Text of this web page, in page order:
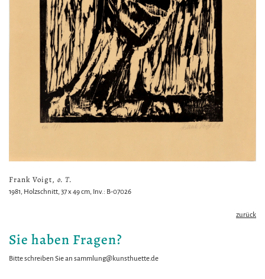
Frank Voigt, o. T.
1981, Holzschnitt, 37 x 49 cm, Inv.: B-07026
zurück
Sie haben Fragen?
Bitte schreiben Sie an sammlung@kunsthuette.de